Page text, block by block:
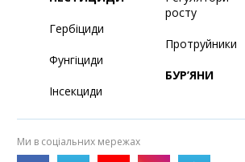
Гербіциди
Фунгіциди
Інсекциди
росту
Протруйники
БУР’ЯНИ
Ми в соціальних мережах